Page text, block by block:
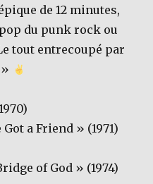
de 12 minutes,
du punk rock ou
tout entrecoupé par
Got a Friend » (1971)
of God » (1974)